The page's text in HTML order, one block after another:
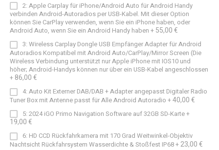
2: Apple Carplay für iPhone/Android Auto für Android Handy
verbinden Android-Autoradios per USB-Kabel. Mit dieser Option
können Sie CarPlay verwenden, wenn Sie ein iPhone haben, oder
Android Auto, wenn Sie ein Android Handy haben + 55,00 €
3: Wireless Carplay Dongle USB Empfänger Adapter für Android
Autoradios Kompatibel mit Android Auto/CarPlay/Mirror Screen (Die
Wireless Verbindung unterstützt nur Apple iPhone mit IOS10 und
höher; Android-Handys können nur über ein USB-Kabel angeschlossen
+ 86,00 €
4: Auto Kit Externer DAB/DAB + Adapter angepasst Digitaler Radio
Tuner Box mit Antenne passt für Alle Android Autoradio +40,00 €
5: 2024 iGO Primo Navigation Software auf 32GB SD-Karte+
19,00 €
6: HD CCD Rückfahrkamera mit 170 Grad Weitwinkel-Objektiv
Nachtsicht Rückfahrsystem Wasserdichte & Stoßfest IP68+23,00 €